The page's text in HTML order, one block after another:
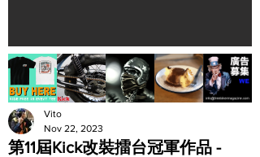
第11屆Kick改裝擂台冠軍作品 -
Vito
Nov 22, 2023